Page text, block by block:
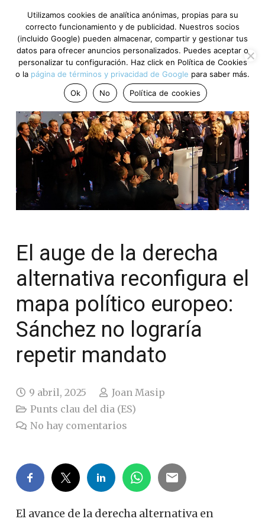
El auge de la derecha
alternativa reconfigura el
mapa político europeo:
Sánchez no lograría
repetir mandato
9 abril, 2025
Joan Masip
Punts clau del dia (ES)
No hay comentarios
El avance de la derecha alternativa en
Utilizamos cookies de analítica anónimas, propias para su
correcto funcionamiento y de publicidad. Nuestros socios
(incluido Google) pueden almacenar, compartir y gestionar tus
datos para ofrecer anuncios personalizados. Puedes aceptar o
personalizar tu configuración. Haz click en Política de Cookies
o la página de términos y privacidad de Google para saber más.
Ok
No Política de cookies